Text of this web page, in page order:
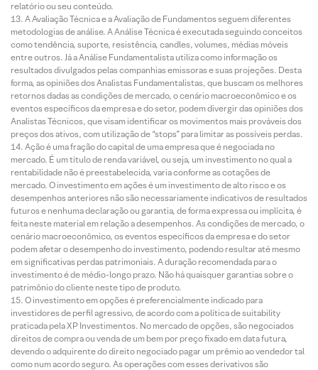
relatório ou seu conteúdo.
A Avaliação Técnica e a Avaliação de Fundamentos seguem diferentes
metodologias de análise. A Análise Técnica é executada seguindo conceitos
como tendência, suporte, resistência, candles, volumes, médias móveis
entre outros. Já a Análise Fundamentalista utiliza como informação os
resultados divulgados pelas companhias emissoras e suas projeções. Desta
forma, as opiniões dos Analistas Fundamentalistas, que buscam os melhores
retornos dadas as condições de mercado, o cenário macroeconômico e os
eventos específicos da empresa e do setor, podem divergir das opiniões dos
Analistas Técnicos, que visam identificar os movimentos mais prováveis dos
preços dos ativos, com utilização de “stops” para limitar as possíveis perdas.
Ação é uma fração do capital de uma empresa que é negociada no
mercado. É um título de renda variável, ou seja, um investimento no qual a
rentabilidade não é preestabelecida, varia conforme as cotações de
mercado. O investimento em ações é um investimento de alto risco e os
desempenhos anteriores não são necessariamente indicativos de resultados
futuros e nenhuma declaração ou garantia, de forma expressa ou implícita, é
feita neste material em relação a desempenhos. As condições de mercado, o
cenário macroeconômico, os eventos específicos da empresa e do setor
podem afetar o desempenho do investimento, podendo resultar até mesmo
em significativas perdas patrimoniais. A duração recomendada para o
investimento é de médio-longo prazo. Não há quaisquer garantias sobre o
patrimônio do cliente neste tipo de produto.
O investimento em opções é preferencialmente indicado para
investidores de perfil agressivo, de acordo com a política de suitability
praticada pela XP Investimentos. No mercado de opções, são negociados
direitos de compra ou venda de um bem por preço fixado em data futura,
devendo o adquirente do direito negociado pagar um prêmio ao vendedor tal
como num acordo seguro. As operações com esses derivativos são